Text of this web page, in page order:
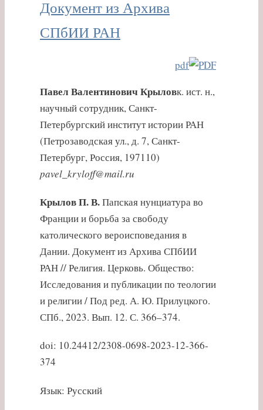
Документ из Архива
СПбИИ РАН
pdf
Павел Валентинович Крыловк. ист. н.,
научный сотрудник, Санкт-
Петербургский институт истории РАН
(Петрозаводская ул., д. 7, Санкт-
Петербург, Россия, 197110)
pavel_kryloff@mail.ru
Крылов П. В.Папская нунциатура во
Франции и борьба за свободу
католического вероисповедания в
Дании. Документ из Архива СПбИИ
РАН // Религия. Церковь. Общество:
Исследования и публикации по теологии
и религии / Под ред. А. Ю. Прилуцкого.
СПб., 2023. Вып. 12. С. 366–374.
doi: 10.24412/2308-0698-2023-12-366-
374
Язык: Русский